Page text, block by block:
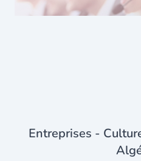
Entreprises -